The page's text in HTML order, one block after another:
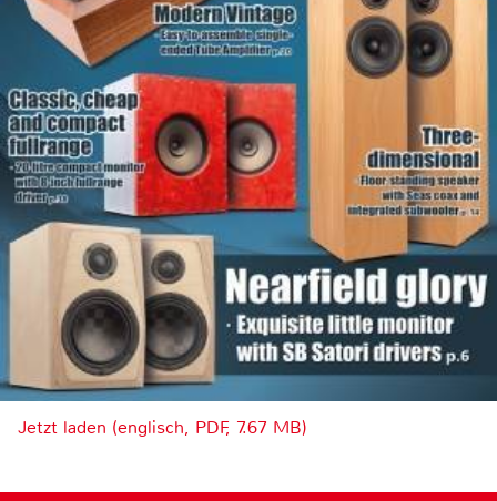
Jetzt laden (englisch, PDF, 7.67 MB)